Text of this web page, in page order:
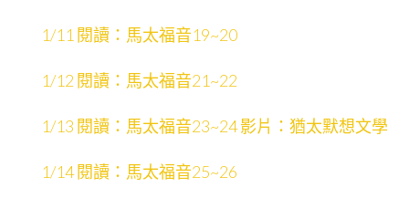
1/11 閱讀：馬太福音19~20
1/12 閱讀：馬太福音21~22
1/13 閱讀：馬太福音23~24 影片：猶太默想文學
1/14 閱讀：馬太福音25~26